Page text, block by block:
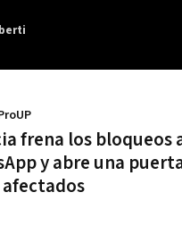
frena los
y abre una